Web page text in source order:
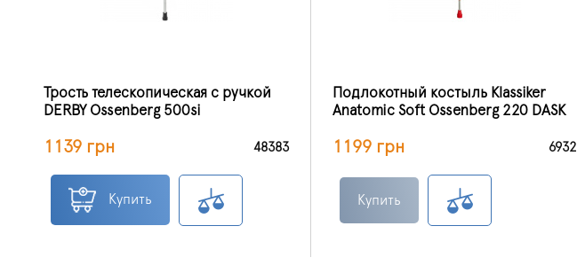
Трость телескопическая с ручкой
DERBY Ossenberg 500si
1139 грн 48383
Купить
Подлокотный костыль Klassiker
Anatomic Soft Ossenberg 220 DASK
1199 грн 6932
Купить